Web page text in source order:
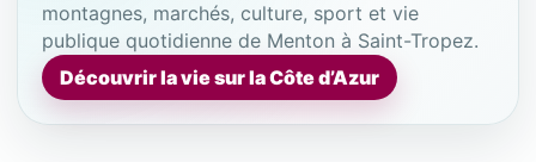
montagnes, marchés, culture, sport et vie
publique quotidienne de Menton à Saint-Tropez.
Découvrir la vie sur la Côte d’Azur